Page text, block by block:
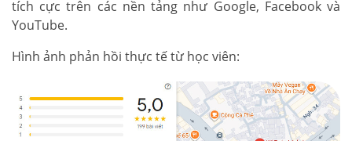
tích cực trên các nền tảng như Google, Facebook và
YouTube.
Hình ảnh phản hồi thực tế từ học viên: